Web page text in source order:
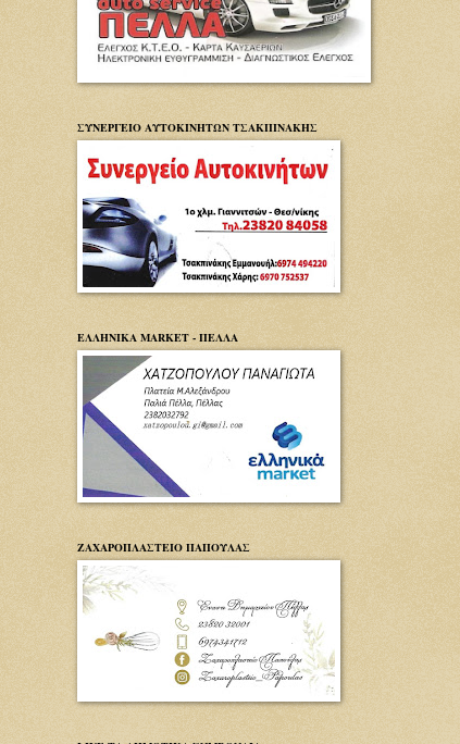
ΣΥΝΕΡΓΕΙΟ ΑΥΤΟΚΙΝΗΤΩΝ ΤΣΑΚΠΙΝΑΚΗΣ
ΕΛΛΗΝΙΚΑ MARKET - ΠΕΛΛΑ
ΖΑΧΑΡΟΠΛΑΣΤΕΙΟ ΠΑΠΟΥΛΑΣ